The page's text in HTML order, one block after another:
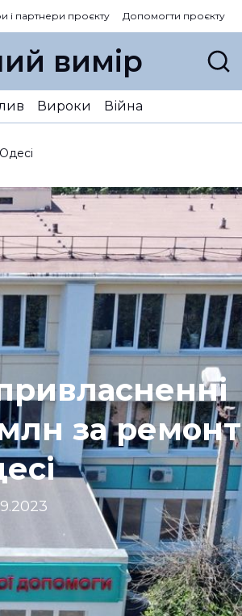
і партнери проєкту Допомогти проєкту
вимір
Вироки Війна
за ремонт